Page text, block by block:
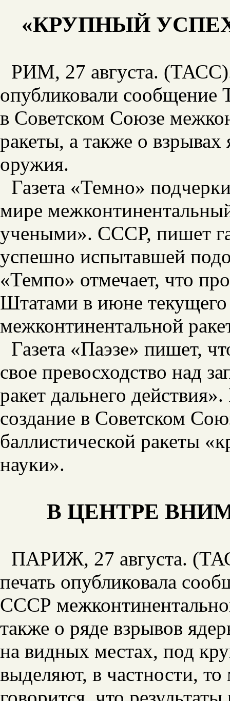
«КРУПНЫЙ
РИМ, 27 августа. (ТАСС).
опубликовали
в Советском Союзе
ракеты, а также о
оружия.
Газета «Темно»
мире
учеными». СССР, пишет
успешно испытавшей
«Темпо» отмечает, что
Штатами в июне текущего
межконтинентальной
Газета «Паэзе» пишет,
свое превосходство над
ракет дальнего
создание в Советском
баллистической ракеты
науки».
В ЦЕНТРЕ
ПАРИЖ, 27 августа.
печать опубликовала
СССР
также о ряде взрывов
на видных местах, под
выделяют, в частности,